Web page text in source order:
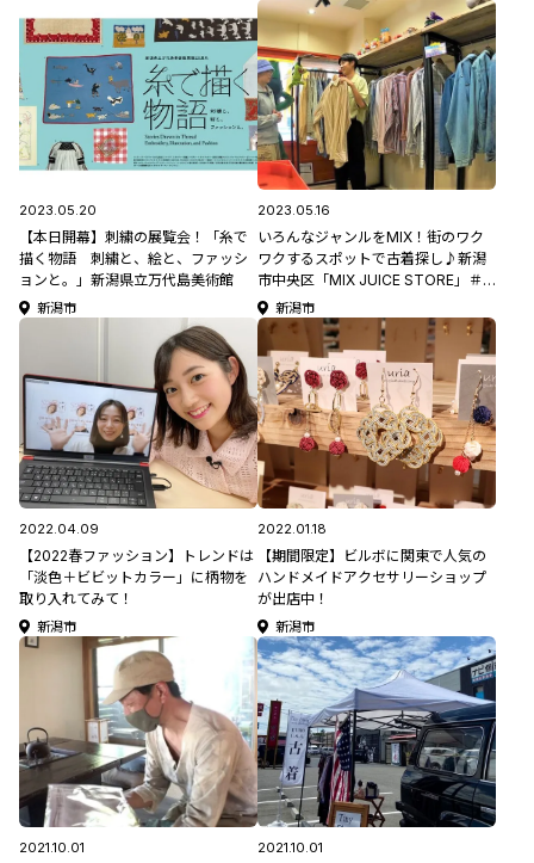
2023.05.20
【本日開幕】刺繍の展覧会！「糸で
描く物語 刺繍と、絵と、ファッシ
ョンと。」新潟県立万代島美術館
新潟市
2023.05.16
いろんなジャンルをMIX！街のワク
ワクするスポットで古着探し♪新潟
市中央区「MIX JUICE STORE」＃
にいがた見っけたい
新潟市
2022.04.09
【2022春ファッション】トレンドは
「淡色＋ビビットカラー」に柄物を
取り入れてみて！
新潟市
2022.01.18
【期間限定】ビルボに関東で人気の
ハンドメイドアクセサリーショップ
が出店中！
新潟市
2021.10.01 2021.10.01